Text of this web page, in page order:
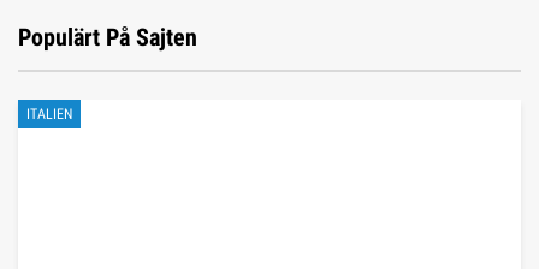
Populärt På Sajten
ITALIEN